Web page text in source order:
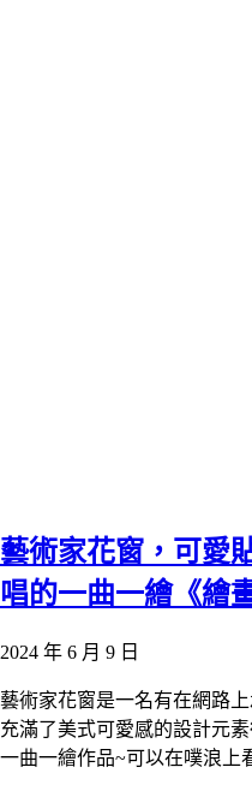
藝術家花窗，可愛
唱的一曲一繪《繪
2024 年 6 月 9 日
藝術家花窗是一名有在網路
充滿了美式可愛感的設計元
一曲一繪作品~可以在噗浪上